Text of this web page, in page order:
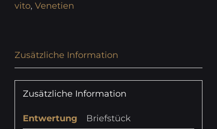
vito, Venetien
Zusätzliche Information
Zusätzliche Information
Entwertung
Briefstück